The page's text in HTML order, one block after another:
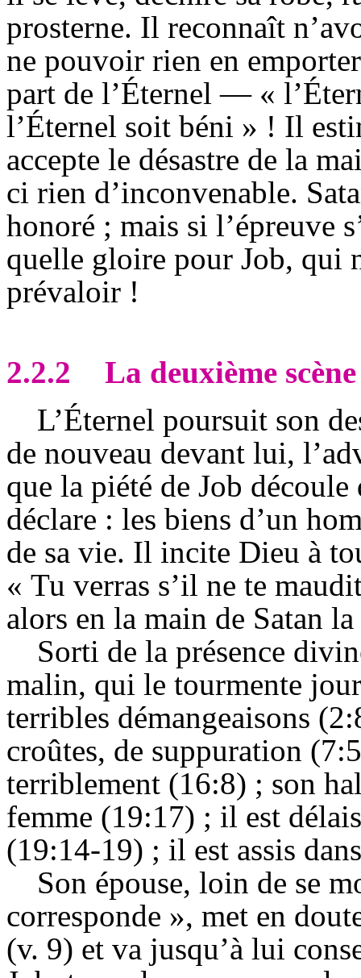
prosterne. Il reconnaît
ne pouvoir rien en
part de l’Éternel — «
l’Éternel soit béni » ! Il
accepte le désastre de la
ci rien d’inconvenable.
honoré ; mais si l’épreuve
quelle gloire pour Job, qui
prévaloir !
2.2.2
La deuxième
L’Éternel poursuit son
de nouveau devant lui,
que la piété de Job
déclare : les biens d’un
de sa vie. Il incite Dieu à
« Tu verras s’il ne te
alors en la main de Satan
Sorti de la présence
malin, qui le tourmente
terribles démangeaisons
croûtes, de suppuration
terriblement (16:8) ; son
femme (19:17) ; il est
(19:14-19) ; il est assis
Son épouse, loin de se
corresponde », met en
(v. 9) et va jusqu’à lui